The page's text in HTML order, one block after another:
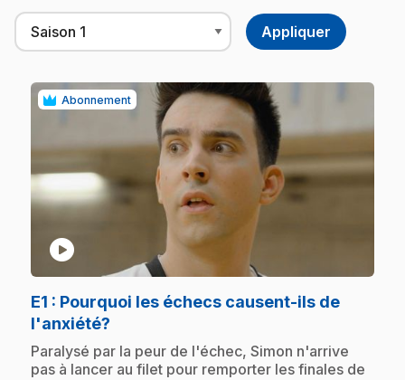
Abonnement
play_circle
E1 : Pourquoi les échecs causent-ils de
l'anxiété?
.Paralysé par la peur de l'échec, Simon n'arrive
pas à lancer au filet pour remporter les finales de